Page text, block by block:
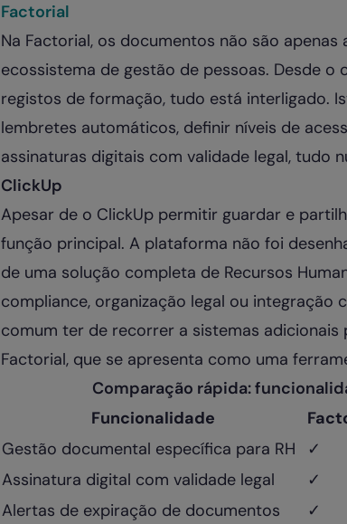
Factorial
Na Factorial, os documentos não são
ecossistema de gestão de pessoas. Desde
registos de formação, tudo está interligado.
lembretes automáticos, definir níveis de
assinaturas digitais com validade legal, tudo
ClickUp
Apesar de o ClickUp permitir guardar e
função principal. A plataforma não foi
de uma solução completa de Recursos
compliance, organização legal ou integração
comum ter de recorrer a sistemas
Factorial, que se apresenta como uma
Comparação rápida:
Funcionalidade
Gestão documental específica para RH
✓
Assinatura digital com validade legal
✓
Alertas de expiração de documentos
✓